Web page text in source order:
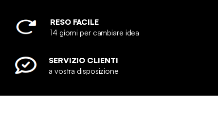
RESO FACILE
14 giorni per cambiare idea
SERVIZIO CLIENTI
a vostra disposizione